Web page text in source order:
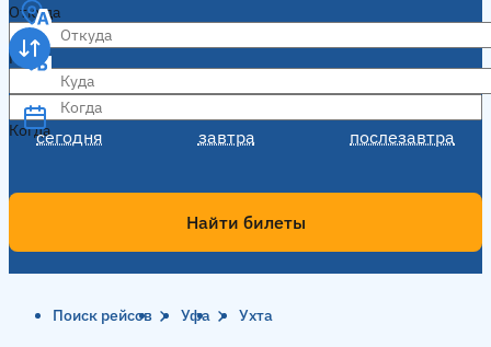
Откуда
Куда
Когда
сегодня завтра послезавтра
Когда
Найти билеты
Поиск рейсов Уфа Ухта